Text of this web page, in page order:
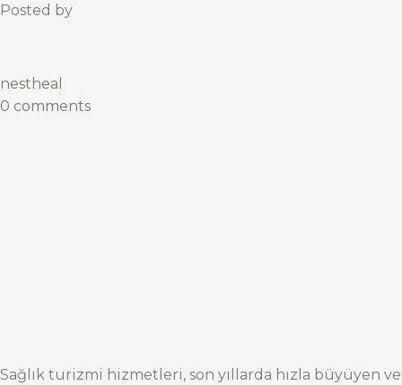
Posted by
nestheal
0 comments
Sağlık turizmi hizmetleri, son yıllarda hızla büyüyen ve